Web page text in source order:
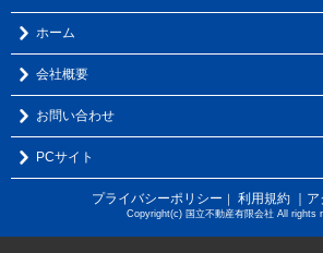
ホーム
会社概要
お問い合わせ
PCサイト
プライバシーポリシー ｜ 利用規約 ｜
Copyright(c) 国立不動産有限会社 All rights